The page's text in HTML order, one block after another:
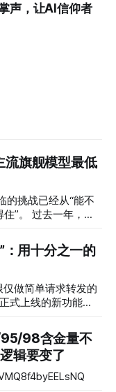
声，让AI信仰者
流旗舰模型最低
的挑战已经从“能不
年，模
五个变成了十几
同，并发限制也不
多个账户、多套账
处理起来相当被动。
是要解决这些问
，核心机制是“融
Token 为基准单位
：用十分之一的
式上线的新功能
“专家模型”并行作
型融合生成最终答
队，同时把成本控
试中，PPIO 用三个
98含金量不
辑要变了